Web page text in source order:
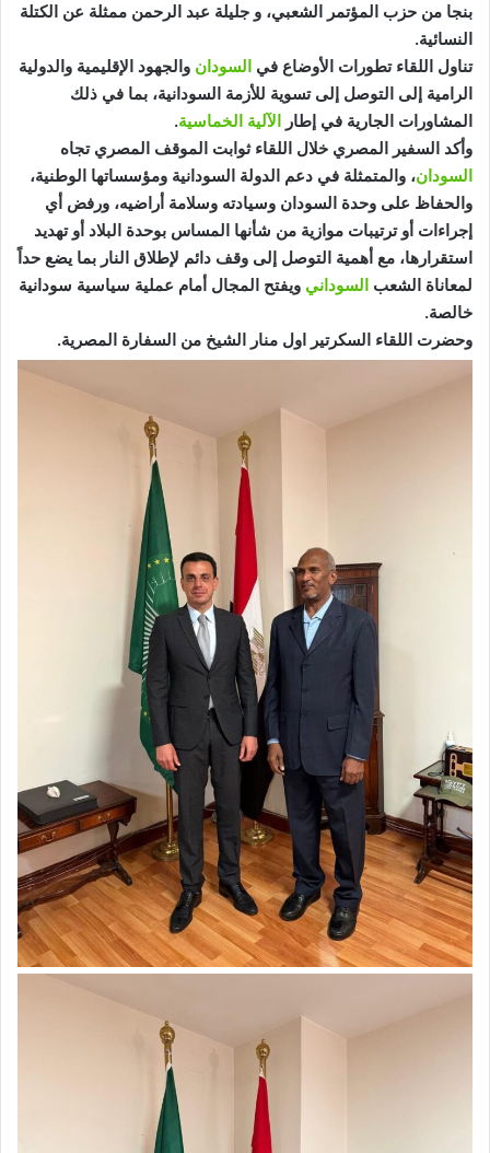
بنجا من حزب المؤتمر الشعبي، و جليلة عبد الرحمن ممثلة عن الكتلة
النسائية.
تناول اللقاء تطورات الأوضاع في السودان والجهود الإقليمية والدولية
الرامية إلى التوصل إلى تسوية للأزمة السودانية، بما في ذلك
المشاورات الجارية في إطار
الآلية الخماسية.
وأكد السفير المصري خلال اللقاء ثوابت الموقف المصري تجاه
السودان، والمتمثلة في دعم الدولة السودانية ومؤسساتها الوطنية،
والحفاظ على وحدة السودان وسيادته وسلامة أراضيه، ورفض أي
إجراءات أو ترتيبات موازية من شأنها المساس بوحدة البلاد أو تهديد
استقرارها، مع أهمية التوصل إلى وقف دائم لإطلاق النار بما يضع حداً
لمعاناة الشعب السوداني ويفتح المجال أمام عملية سياسية سودانية
خالصة.
وحضرت اللقاء السكرتير اول منار الشيخ من السفارة المصرية.